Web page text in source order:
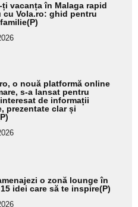
ți vacanța în Malaga rapid
cu Vola.ro: ghid pentru
o nouă platformă online
s-a lansat pentru
de informații
prezentate clar și
o zonă lounge în
idei care să te inspire(P)